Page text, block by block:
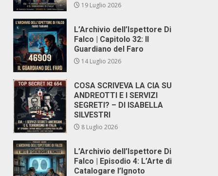
19 Luglio 2026
L’Archivio dell’Ispettore Di
Falco | Capitolo 32: Il
Guardiano del Faro
14 Luglio 2026
COSA SCRIVEVA LA CIA SU
ANDREOTTI E I SERVIZI
SEGRETI? – DI ISABELLA
SILVESTRI
8 Luglio 2026
L’Archivio dell’Ispettore Di
Falco | Episodio 4: L’Arte di
Catalogare l’Ignoto